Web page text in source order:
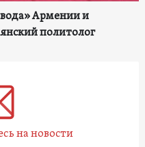
Армении и
политолог
на новости